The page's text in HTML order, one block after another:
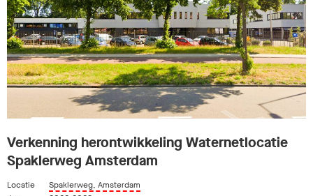
Verkenning herontwikkeling Waternetlocatie
Spaklerweg Amsterdam
Locatie
Spaklerweg, Amsterdam